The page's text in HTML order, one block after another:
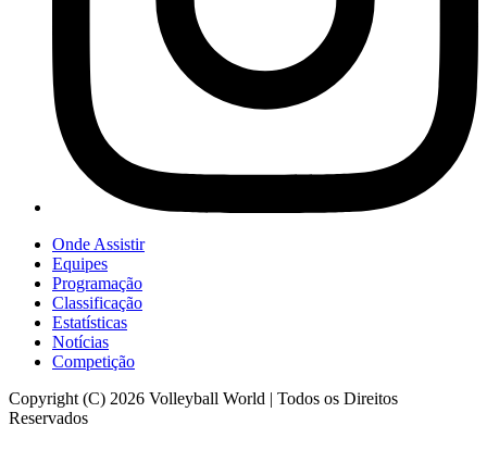
Onde Assistir
Equipes
Programação
Classificação
Estatísticas
Notícias
Competição
Copyright (C) 2026 Volleyball World | Todos os Direitos
Reservados